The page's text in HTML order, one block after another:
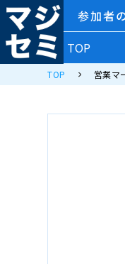
参加者
TOP
TOP 営業マ